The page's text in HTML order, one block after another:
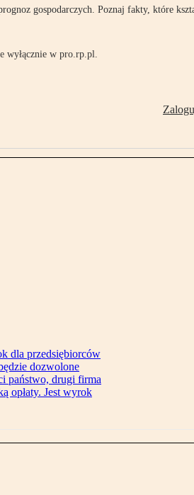
gospodarczych. Poznaj fakty, które
wyłącznie w pro.rp.pl.
dla przedsiębiorców
dozwolone
państwo, drugi firma
opłaty. Jest wyrok